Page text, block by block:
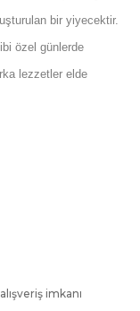
bir yiyecektir.
özel günlerde
lezzetler elde
imkanı